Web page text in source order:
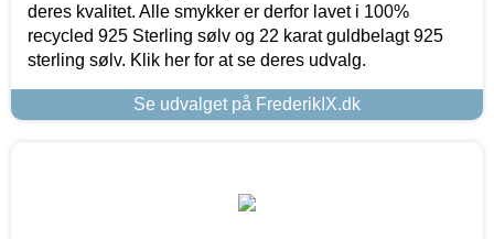
deres kvalitet. Alle smykker er derfor lavet i 100%
recycled 925 Sterling sølv og 22 karat guldbelagt 925
sterling sølv. Klik her for at se deres udvalg.
Se udvalget på FrederikIX.dk